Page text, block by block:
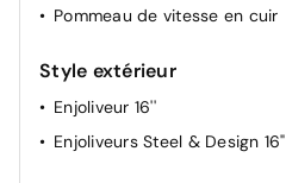
Pommeau de vitesse en cuir
Style extérieur
Enjoliveur 16''
Enjoliveurs Steel & Design 16"